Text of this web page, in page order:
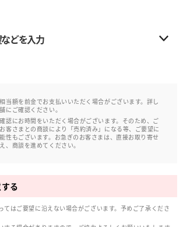
どを入力
当額を前金でお支払いいただく場合がございます。詳し
にご確認ください。
認にお時間をいただく場合がございます。そのため、ご
客さまとの商談により「売約済み」になる等、ご要望に
性もございます。お急ぎのお客さまは、直接お取り寄せ
、商談を進めてください。
る
てはご要望に沿えない場合がございます。予めご了承くださ